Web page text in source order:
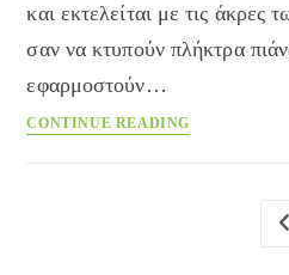
και εκτελείται με τις άκρες
σαν να κτυπούν πλήκτρα
εφαρμοστούν…
CONTINUE READING